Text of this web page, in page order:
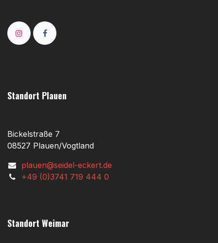
Standort Plauen
Bickelstraße 7
08527 Plauen/Vogtland
plauen@seidel-eckert.de
+49 (0)3741 719 444 0
Standort Weimar